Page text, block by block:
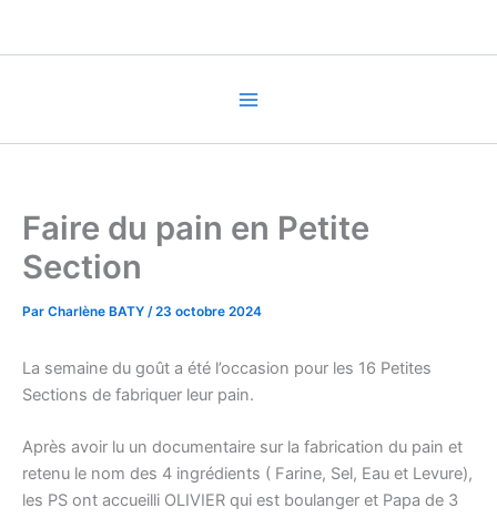
Faire du pain en Petite
Section
Par Charlène BATY /23 octobre 2024
La semaine du goût a été l’occasion pour les 16 Petites
Sections de fabriquer leur pain.
Après avoir lu un documentaire sur la fabrication du pain et
retenu le nom des 4 ingrédients ( Farine, Sel, Eau et Levure),
les PS ont accueilli OLIVIER qui est boulanger et Papa de 3